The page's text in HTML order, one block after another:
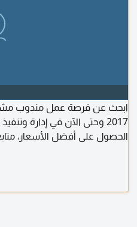
ابحث عن فرصة عمل مندوب
2017 وحتى الآن في إدارة
الحصول على أفضل الأسعار،